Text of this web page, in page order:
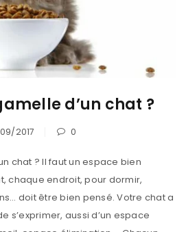
d’un chat ?
2017 0
chat ? Il faut un espace bien
chaque endroit, pour dormir,
doit être bien pensé. Votre chat a
s’exprimer, aussi d’un espace